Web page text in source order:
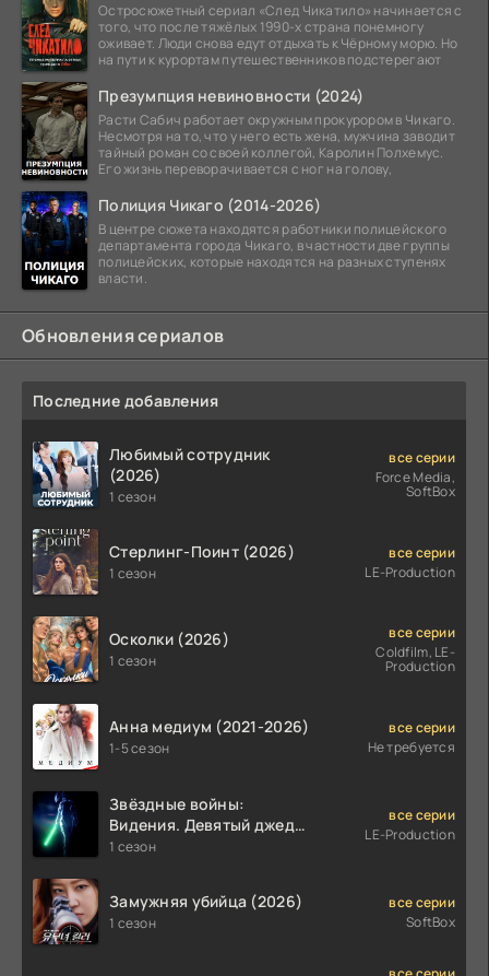
Остросюжетный сериал «След Чикатило» начинается с
того, что после тяжёлых 1990-х страна понемногу
оживает. Люди снова едут отдыхать к Чёрному морю. Но
на пути к курортам путешественников подстерегают
Презумпция невиновности (2024)
Расти Сабич работает окружным прокурором в Чикаго.
Несмотря на то, что у него есть жена, мужчина заводит
тайный роман со своей коллегой, Каролин Полхемус.
Его жизнь переворачивается с ног на голову,
Полиция Чикаго (2014-2026)
В центре сюжета находятся работники полицейского
департамента города Чикаго, в частности две группы
полицейских, которые находятся на разных ступенях
власти.
Обновления сериалов
Последние добавления
Любимый сотрудник
(2026)
1 сезон
все серии
Force Media,
SoftBox
Стерлинг-Поинт (2026)
1 сезон
все серии
LE-Production
Осколки (2026)
1 сезон
все серии
Coldfilm, LE-
Production
Анна медиум (2021-2026)
1-5 сезон
все серии
Не требуется
Звёздные войны:
Видения. Девятый джедай
(2026)
1 сезон
все серии
LE-Production
Замужняя убийца (2026)
1 сезон
все серии
SoftBox